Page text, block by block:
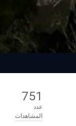
751
عدد
المشاهدات